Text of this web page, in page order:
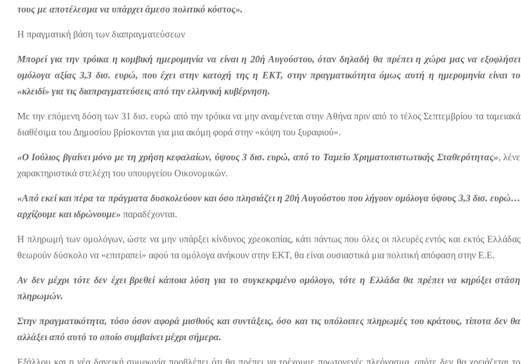
τους με αποτέλεσμα να υπάρχει άμεσο πολιτικό κόστος».
Η πραγματική βάση των διαπραγματεύσεων
Μπορεί για την τρόικα η κομβική ημερομηνία να είναι η 20ή Αυγούστου, όταν δηλαδή θα πρέπει η χώρα μας να εξοφλήσει
ομόλογα αξίας 3,3 δισ. ευρώ, που έχει στην κατοχή της η ΕΚΤ, στην πραγματικότητα όμως αυτή η ημερομηνία είναι το
«κλειδί» για τις διαπραγματεύσεις από την ελληνική κυβέρνηση.
Με την επόμενη δόση των 31 δισ. ευρώ από την τρόικα να μην αναμένεται στην Αθήνα πριν από το τέλος Σεπτεμβρίου τα ταμειακά
διαθέσιμα του Δημοσίου βρίσκονται για μια ακόμη φορά στην «κόψη του ξυραφιού».
«Ο Ιούλιος βγαίνει μόνο με τη χρήση κεφαλαίων, ύψους 3 δισ. ευρώ, από το Ταμείο Χρηματοπιστωτικής Σταθερότητας», λένε
χαρακτηριστικά στελέχη του υπουργείου Οικονομικών.
«Από εκεί και πέρα τα πράγματα δυσκολεύουν και όσο πλησιάζει η 20ή Αυγούστου που λήγουν ομόλογα ύψους 3,3 δισ. ευρώ…
αρχίζουμε και ιδρώνουμε» παραδέχονται.
Η πληρωμή των ομολόγων, ώστε να μην υπάρξει κίνδυνος χρεοκοπίας, κάτι πάντως που όλες οι πλευρές εντός και εκτός Ελλάδας
θεωρούν δύσκολο να «επιτραπεί» αφού τα ομόλογα ανήκουν στην ΕΚΤ, θα είναι ουσιαστικά μια πολιτική απόφαση στην Ε.Ε.
Αν δεν μέχρι τότε δεν έχει βρεθεί κάποια λύση για το συγκεκριμένο ομόλογο, τότε η Ελλάδα θα πρέπει να κηρύξει στάση
πληρωμών.
Στην πραγματικότητα, τόσο όσον αφορά μισθούς και συντάξεις, όσο και τις υπόλοιπες πληρωμές του κράτους, τίποτα δεν θα
αλλάξει από αυτό το οποίο συμβαίνει μέχρι σήμερα.
Εξάλλου και η νέα δανεική συμφωνία προβλέπει ότι θα πρέπει να τρέχουμε πρωτογενές πλεόνασμα, οπότε δεν θα χρειάζεται το